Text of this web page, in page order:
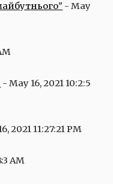
- May
- May 16, 2021 10:2:5
2021 11:27:21 PM
AM